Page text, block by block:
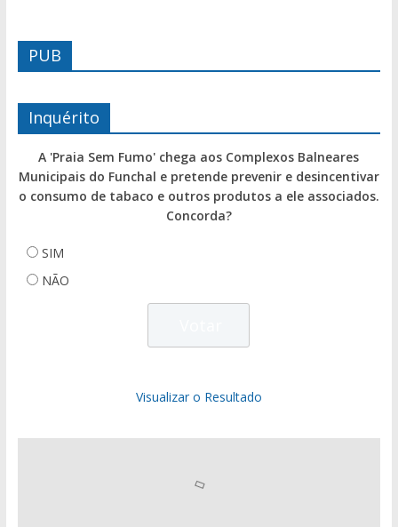
PUB
Inquérito
A 'Praia Sem Fumo' chega aos Complexos Balneares
Municipais do Funchal e pretende prevenir e desincentivar
o consumo de tabaco e outros produtos a ele associados.
Concorda?
SIM
NÃO
Visualizar o Resultado